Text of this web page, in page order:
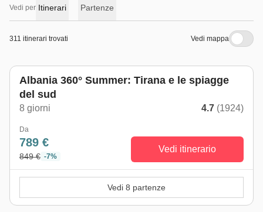
Vedi per Itinerari Partenze
311 itinerari trovati Vedi mappa
Albania 360° Summer: Tirana e le spiagge
del sud
8 giorni 4.7 (1924)
Da
789 €
849 € -7%
Vedi itinerario
Vedi 8 partenze